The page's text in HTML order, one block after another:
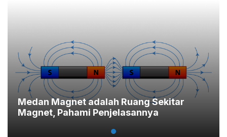
Medan Magnet adalah Ruang Sekitar
Magnet, Pahami Penjelasannya